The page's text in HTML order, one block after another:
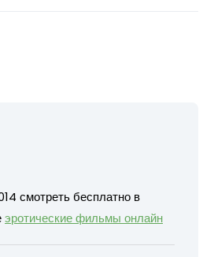
смотреть бесплатно в
эротические фильмы онлайн